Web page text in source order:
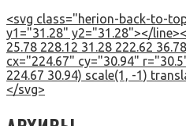
<svg class="herion-back-to-
y1="31.28" y2="31.28"></
25.78 228.12 31.28 222.62
cx="224.67" cy="30.94"
224.67 30.94) scale(1, -1)
</svg>